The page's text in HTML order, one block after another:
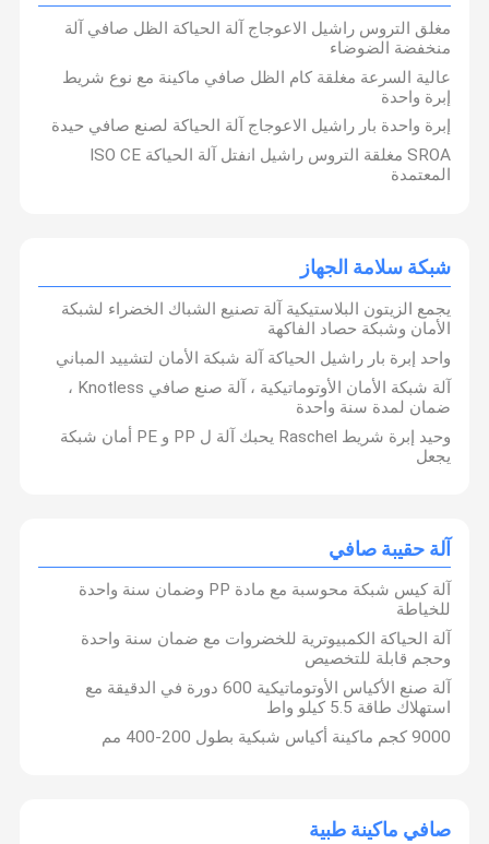
مغلق التروس راشيل الاعوجاج آلة الحياكة الظل صافي آلة
منخفضة الضوضاء
عالية السرعة مغلقة كام الظل صافي ماكينة مع نوع شريط
إبرة واحدة
إبرة واحدة بار راشيل الاعوجاج آلة الحياكة لصنع صافي حيدة
SROA مغلقة التروس راشيل انفتل آلة الحياكة ISO CE
المعتمدة
شبكة سلامة الجهاز
يجمع الزيتون البلاستيكية آلة تصنيع الشباك الخضراء لشبكة
الأمان وشبكة حصاد الفاكهة
واحد إبرة بار راشيل الحياكة آلة شبكة الأمان لتشييد المباني
آلة شبكة الأمان الأوتوماتيكية ، آلة صنع صافي Knotless ،
ضمان لمدة سنة واحدة
وحيد إبرة شريط Raschel يحبك آلة ل PP و PE أمان شبكة
يجعل
آلة حقيبة صافي
آلة كيس شبكة محوسبة مع مادة PP وضمان سنة واحدة
للخياطة
آلة الحياكة الكمبيوترية للخضروات مع ضمان سنة واحدة
وحجم قابلة للتخصيص
آلة صنع الأكياس الأوتوماتيكية 600 دورة في الدقيقة مع
استهلاك طاقة 5.5 كيلو واط
9000 كجم ماكينة أكياس شبكية بطول 200-400 مم
صافي ماكينة طبية